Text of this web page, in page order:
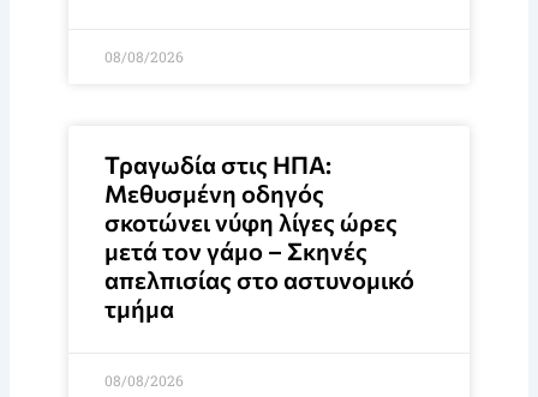
08/08/2026
Τραγωδία στις ΗΠΑ:
Μεθυσμένη οδηγός
σκοτώνει νύφη λίγες ώρες
μετά τον γάμο – Σκηνές
απελπισίας στο αστυνομικό
τμήμα
08/08/2026